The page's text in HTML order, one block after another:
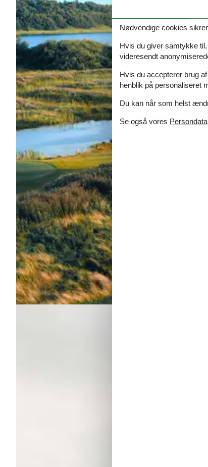
Nødvendige cookies
Hvis du giver samtykke
videresendt
Hvis du accepterer brug
henblik på personaliseret
Du kan når som helst
Se også vores